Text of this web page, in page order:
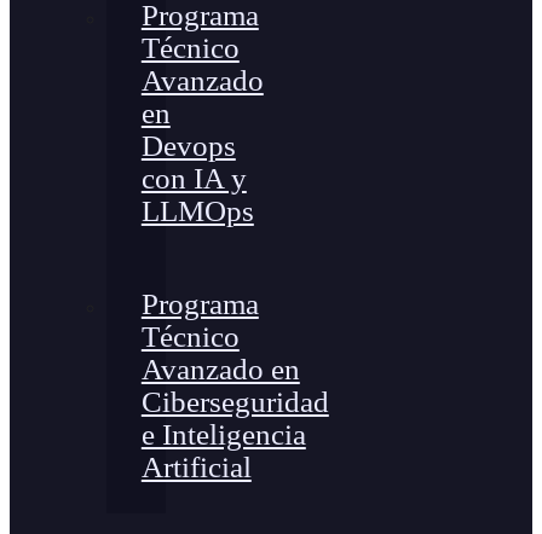
Programa
Técnico
Avanzado
en
Devops
con IA y
LLMOps
Programa
Técnico
Avanzado en
Ciberseguridad
e Inteligencia
Artificial